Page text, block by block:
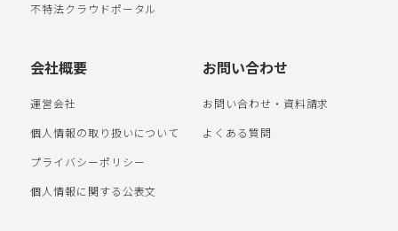
不特法クラウドポータル
会社概要
運営会社
個人情報の取り扱いについて
プライバシーポリシー
個人情報に関する公表文
お問い合わせ
お問い合わせ・資料請求
よくある質問